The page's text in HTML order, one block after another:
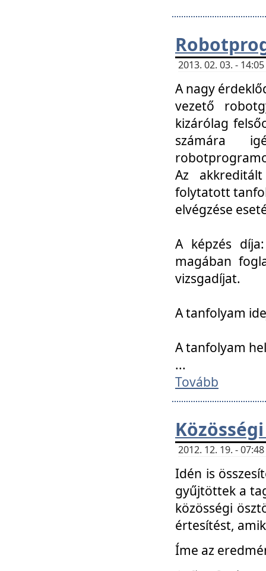
2013. 02. 03. -
A nagy
vezető
kizárólag
számára
Az
folytatott
elvégzése
A képzés
magában
vizsgadíjat.
A tanfolyam
A tanfolyam
...
Tovább
2012. 12. 19. -
Idén is
gyűjtöttek a
közösségi
értesítést,
Íme az